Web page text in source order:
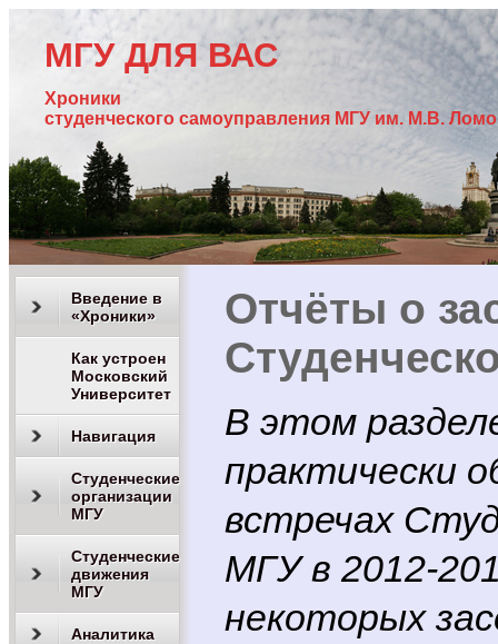
МГУ ДЛЯ ВАС
Хроники
студенческого самоуправления МГУ им. М.В.
Введение в
«Хроники»
Как устроен
Московский
Университет
Навигация
Студенческие
организации
МГУ
Студенческие
движения
МГУ
Аналитика
Отчёты о
В этом
практически
встречах
МГУ в 2012-
некоторых